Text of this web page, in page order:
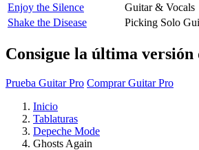
Enjoy the Silence
Guitar & Vocals
Shake the Disease
Picking Solo
Consigue la última
Prueba Guitar Pro Comprar Guitar Pro
Inicio
Tablaturas
Depeche Mode
Ghosts Again